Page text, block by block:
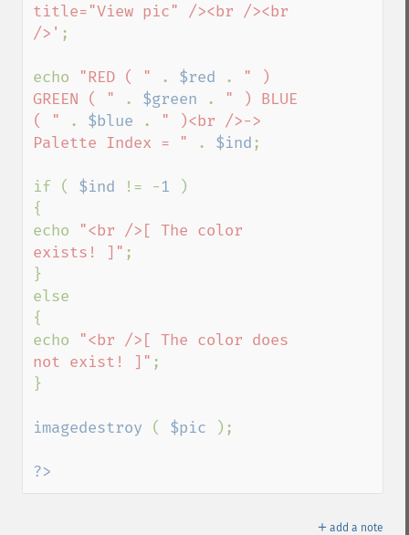
title="View pic" /><br /><br
/>' ;
echo "RED ( " . $red .
" )
GREEN ( "
. $green .
" ) BLUE
( "
. $blue .
" )<br />->
Palette Index = "
. $ind ;
if ( $ind != -1
)
{
echo
"<br />[ The color
exists! ]" ;
}
else
{
echo
"<br />[ The color does
not exist! ]" ;
}
imagedestroy ( $pic );
?>
＋ add a note